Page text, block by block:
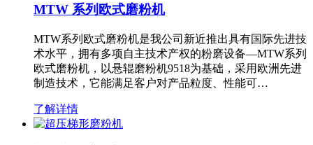
MTW 系列欧式磨粉机
MTW系列欧式磨粉机是我公司新近推出具有国际先进技
术水平，拥有多项自主技术产权的粉磨设备—MTW系列
欧式磨粉机，以悬辊磨粉机9518为基础，采用欧洲先进
制造技术，它能满足客户对产品粒度、性能可…
了解详情